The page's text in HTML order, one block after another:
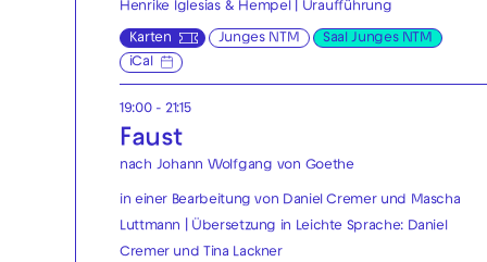
Henrike Iglesias & Hempel | Uraufführung
Karten Junges NTM
Saal Junges NTM
iCal
19:00 - 21:15
Faust
nach Johann Wolfgang von Goethe
in einer Bearbeitung von Daniel Cremer und Mascha
Luttmann | Übersetzung in Leichte Sprache: Daniel
Cremer und Tina Lackner